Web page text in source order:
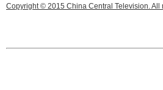
Copyright © 2015 China Central Television. All